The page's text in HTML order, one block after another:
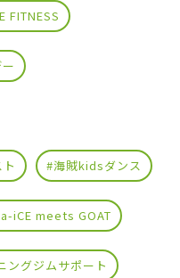
FITNESS
#海賊kidsダンス
iCE meets GOAT
ングジムサポート